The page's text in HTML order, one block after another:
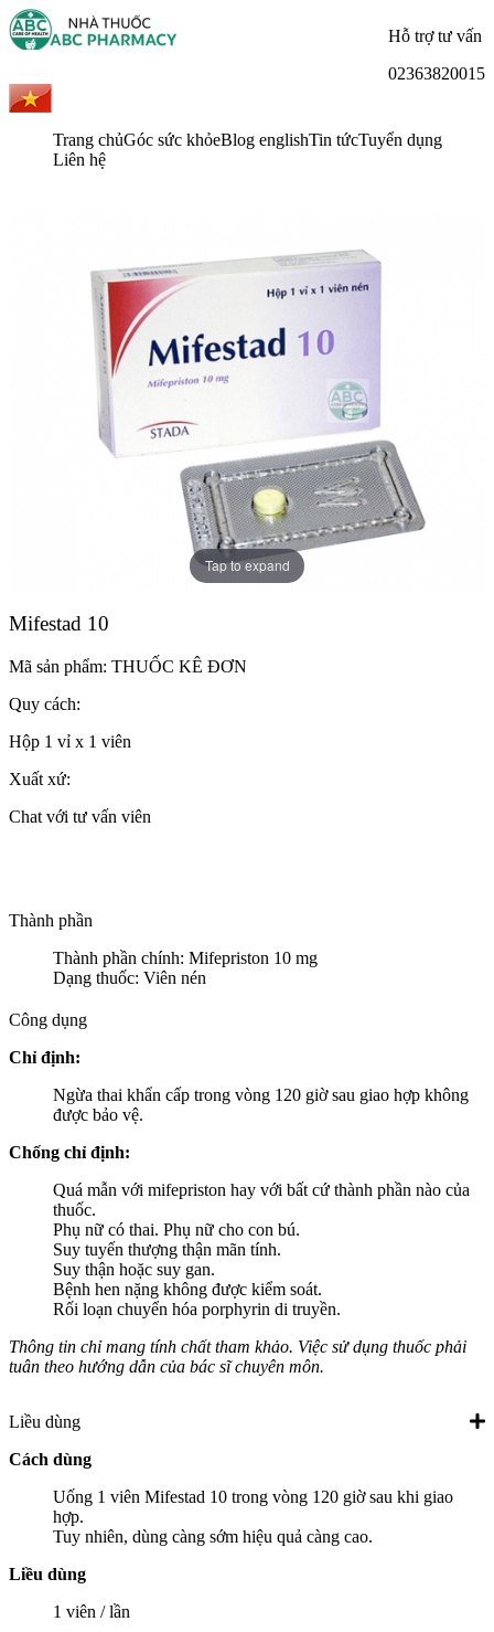
Hỗ trợ tư vấn
02363820015
Trang chủGóc sức khỏeBlog englishTin tứcTuyển dụng
Liên hệ
Tap to expand
Mifestad 10
Mã sản phẩm: THUỐC KÊ ĐƠN
Quy cách:
Hộp 1 vỉ x 1 viên
Xuất xứ:
Chat với tư vấn viên
Thành phần
Thành phần chính: Mifepriston 10 mg
Dạng thuốc: Viên nén
Công dụng
Chỉ định:
Ngừa thai khẩn cấp trong vòng 120 giờ sau giao hợp không
được bảo vệ.
Chống chỉ định:
Quá mẫn với mifepriston hay với bất cứ thành phần nào của
thuốc.
Phụ nữ có thai. Phụ nữ cho con bú.
Suy tuyến thượng thận mãn tính.
Suy thận hoặc suy gan.
Bệnh hen nặng không được kiểm soát.
Rối loạn chuyển hóa porphyrin di truyền.
Thông tin chỉ mang tính chất tham khảo. Việc sử dụng thuốc phải
tuân theo hướng dẫn của bác sĩ chuyên môn.
Liều dùng
Cách dùng
Uống 1 viên Mifestad 10 trong vòng 120 giờ sau khi giao
hợp.
Tuy nhiên, dùng càng sớm hiệu quả càng cao.
Liều dùng
1 viên / lần